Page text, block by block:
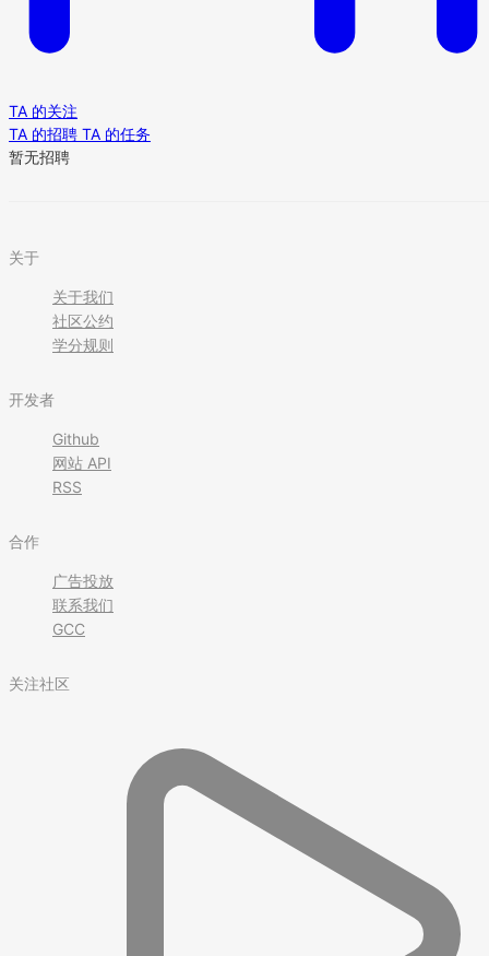
TA 的关注
TA 的招聘 TA 的任务
暂无招聘
关于
关于我们
社区公约
学分规则
开发者
Github
网站 API
RSS
合作
广告投放
联系我们
GCC
关注社区